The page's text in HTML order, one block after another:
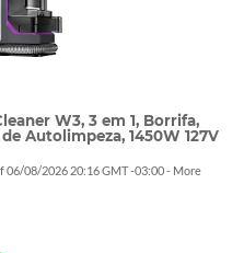
W3, 3 em 1, Borrifa,
Autolimpeza, 1450W 127V
06/08/2026 20:16 GMT -03:00 - More